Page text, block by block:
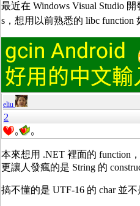
最近在 Windows Visual Studio
s，想用以前熟悉的 libc function
eliu
2
0 0
本來想用 .NET 裡面的 function
更讓人發瘋的是 String 的
搞不懂的是 UTF-16 的 char 並